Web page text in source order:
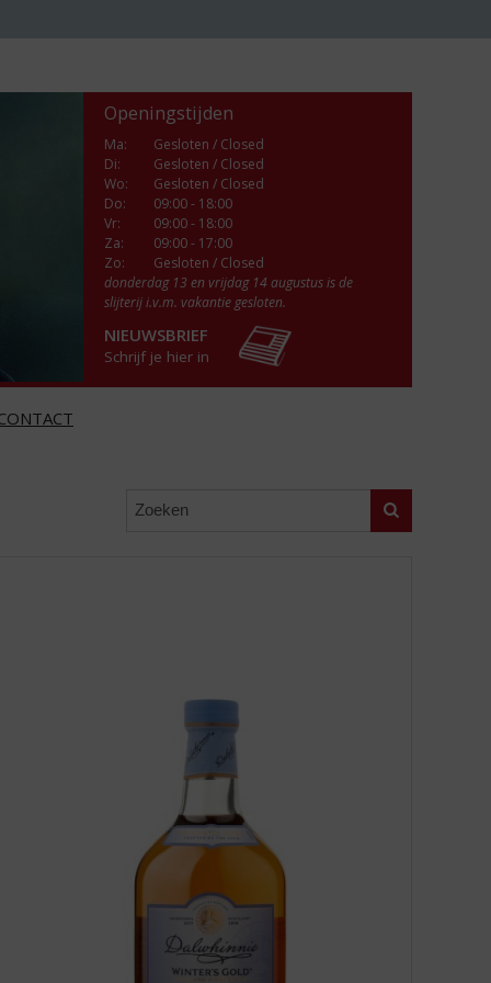
Openingstijden
Ma:
Gesloten / Closed
Di:
Gesloten / Closed
Wo:
Gesloten / Closed
Do:
09:00 - 18:00
Vr:
09:00 - 18:00
Za:
09:00 - 17:00
Zo:
Gesloten / Closed
donderdag 13 en vrijdag 14 augustus is de
slijterij i.v.m. vakantie gesloten.
NIEUWSBRIEF
Schrijf je hier in
Zoeken